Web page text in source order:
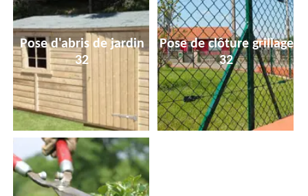
Pose d'abris de jardin
32
Pose de clôture grillage
32